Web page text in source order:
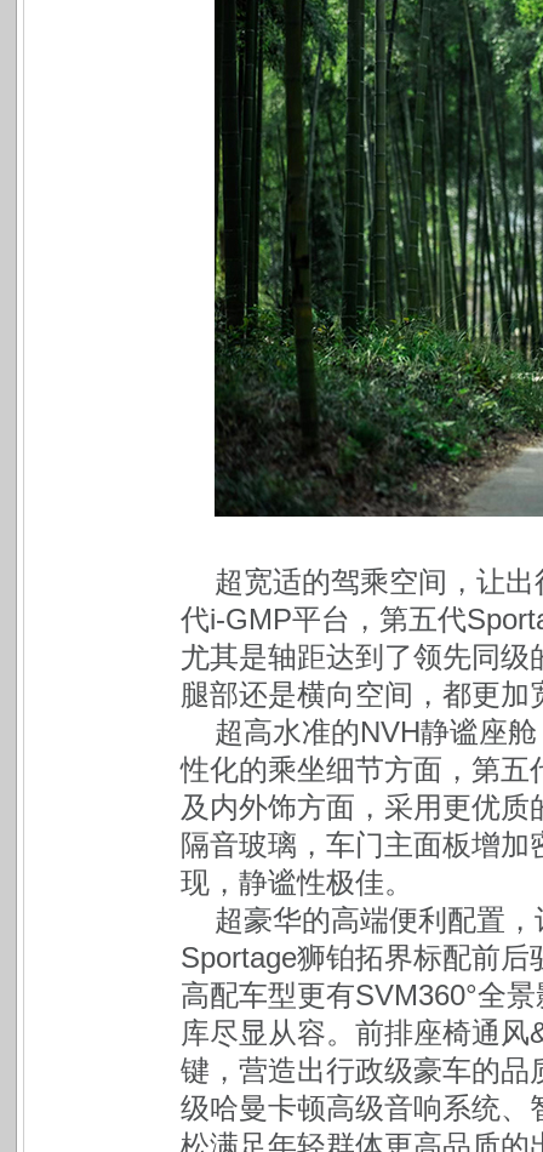
超宽适的驾乘空间，让
代i-GMP平台，第五代
尤其是轴距达到了领先同
腿部还是横向空间，都更加
超高水准的NVH静谧座
性化的乘坐细节方面，第
及内外饰方面，采用更优
隔音玻璃，车门主面板增
现，静谧性极佳。
超豪华的高端便利配置
Sportage狮铂拓界标配前
高配车型更有SVM360°全
库尽显从容。前排座椅通
键，营造出行政级豪车的
级哈曼卡顿高级音响系统
松满足年轻群体更高品质的